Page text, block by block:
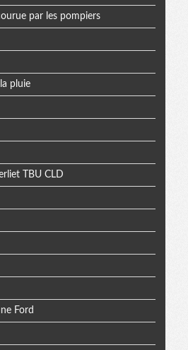
par les pompiers
pluie
TBU CLD
Ford